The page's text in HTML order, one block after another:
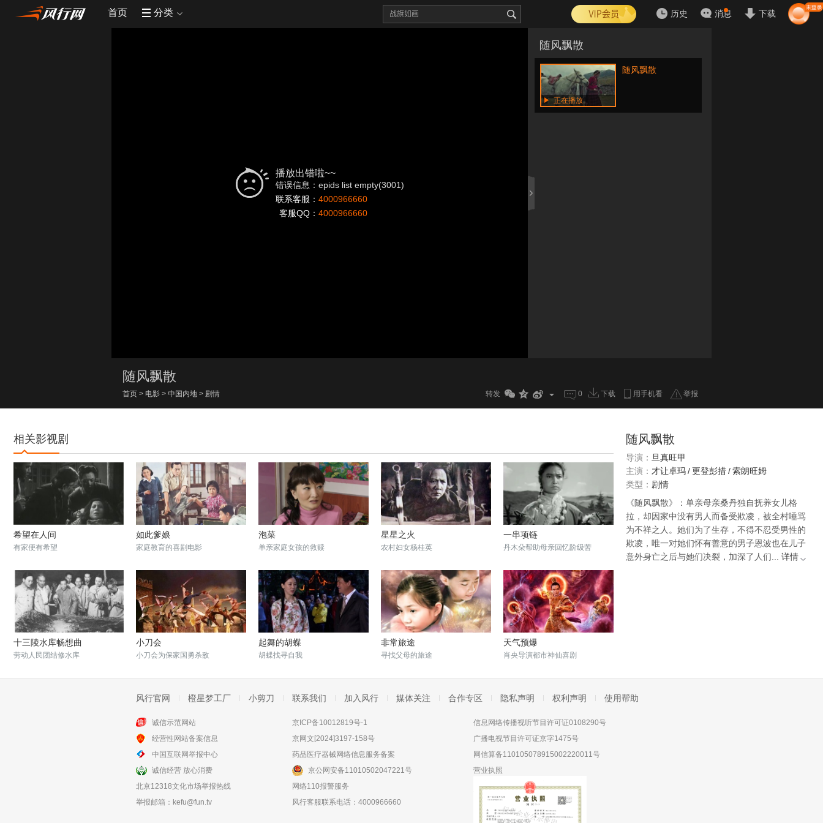
首页 分类 历史 消息 下载
播放出错啦~~
错误信息：epids list empty(3001)
联系客服： 4000966660
客服QQ： 4000966660
随风飘散
正在播放
随风飘散
随风飘散
首页 > 电影 > 中国内地 > 剧情 转发 0 下载 用手机看 举报
相关影视剧
希望在人间
有家便有希望
如此爹娘
家庭教育的喜剧电影
泡菜
单亲家庭女孩的救赎
星星之火
农村妇女杨桂英
一串项链
丹木朵帮助母亲回忆阶级苦
十三陵水库畅想曲
劳动人民团结修水库
小刀会
小刀会为保家国勇杀敌
起舞的胡蝶
胡蝶找寻自我
非常旅途
寻找父母的旅途
天气预爆
肖央导演都市神仙喜剧
人小志大
随风飘散
导演： 旦真旺甲
主演： 才让卓玛/更登彭措/索朗旺姆
类型： 剧情
《随风飘散》：单亲母亲桑丹独自抚养女儿格
拉，却因家中没有男人而备受欺凌，被全村唾骂
为不祥之人。她们为了生存，不得不忍受男性的
欺凌，唯一对她们怀有善意的男子恩波也在儿子
意外身亡之后与她们决裂，加深了人们...
详情
风行官网 橙星梦工厂 小剪刀 联系我们 加入风行 媒体关注 合作专区 隐私声明 权利声明 使用帮助
诚信示范网站
经营性网站备案信息
中国互联网举报中心
诚信经营 放心消费
北京12318文化市场举报热线
举报邮箱： kefu@fun.tv
京ICP备10012819号-1
京网文[2024]3197-158号
药品医疗器械网络信息服务备案
京公网安备11010502047221号
网络110报警服务
风行客服联系电话：4000966660
信息网络传播视听节目许可证0108290号
广播电视节目许可证京字1475号
网信算备110105078915002220011号
营业执照